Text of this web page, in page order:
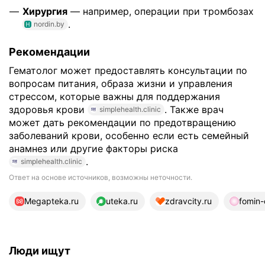
Хирургия — например, операции при тромбозах
nordin.by .
Рекомендации
Гематолог может предоставлять консультации по
вопросам питания, образа жизни и управления
стрессом, которые важны для поддержания
здоровья крови
simplehealth.clinic . Также врач
может дать рекомендации по предотвращению
заболеваний крови, особенно если есть семейный
анамнез или другие факторы риска
simplehealth.clinic .
Ответ на основе источников, возможны неточности.
16 источников
Megapteka.ru uteka.ru zdravcity.ru
Люди ищут